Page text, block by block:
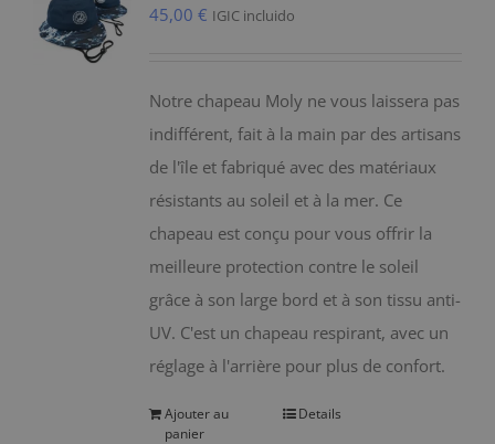
être
choisies
sur
la
page
du
produit
45,00 € IGIC incluido
Notre chapeau Moly ne vous laissera pas
indifférent, fait à la main par des artisans
de l'île et fabriqué avec des matériaux
résistants au soleil et à la mer. Ce
chapeau est conçu pour vous offrir la
meilleure protection contre le soleil
grâce à son large bord et à son tissu anti-
UV. C'est un chapeau respirant, avec un
réglage à l'arrière pour plus de confort.
Ajouter au
panier
Details